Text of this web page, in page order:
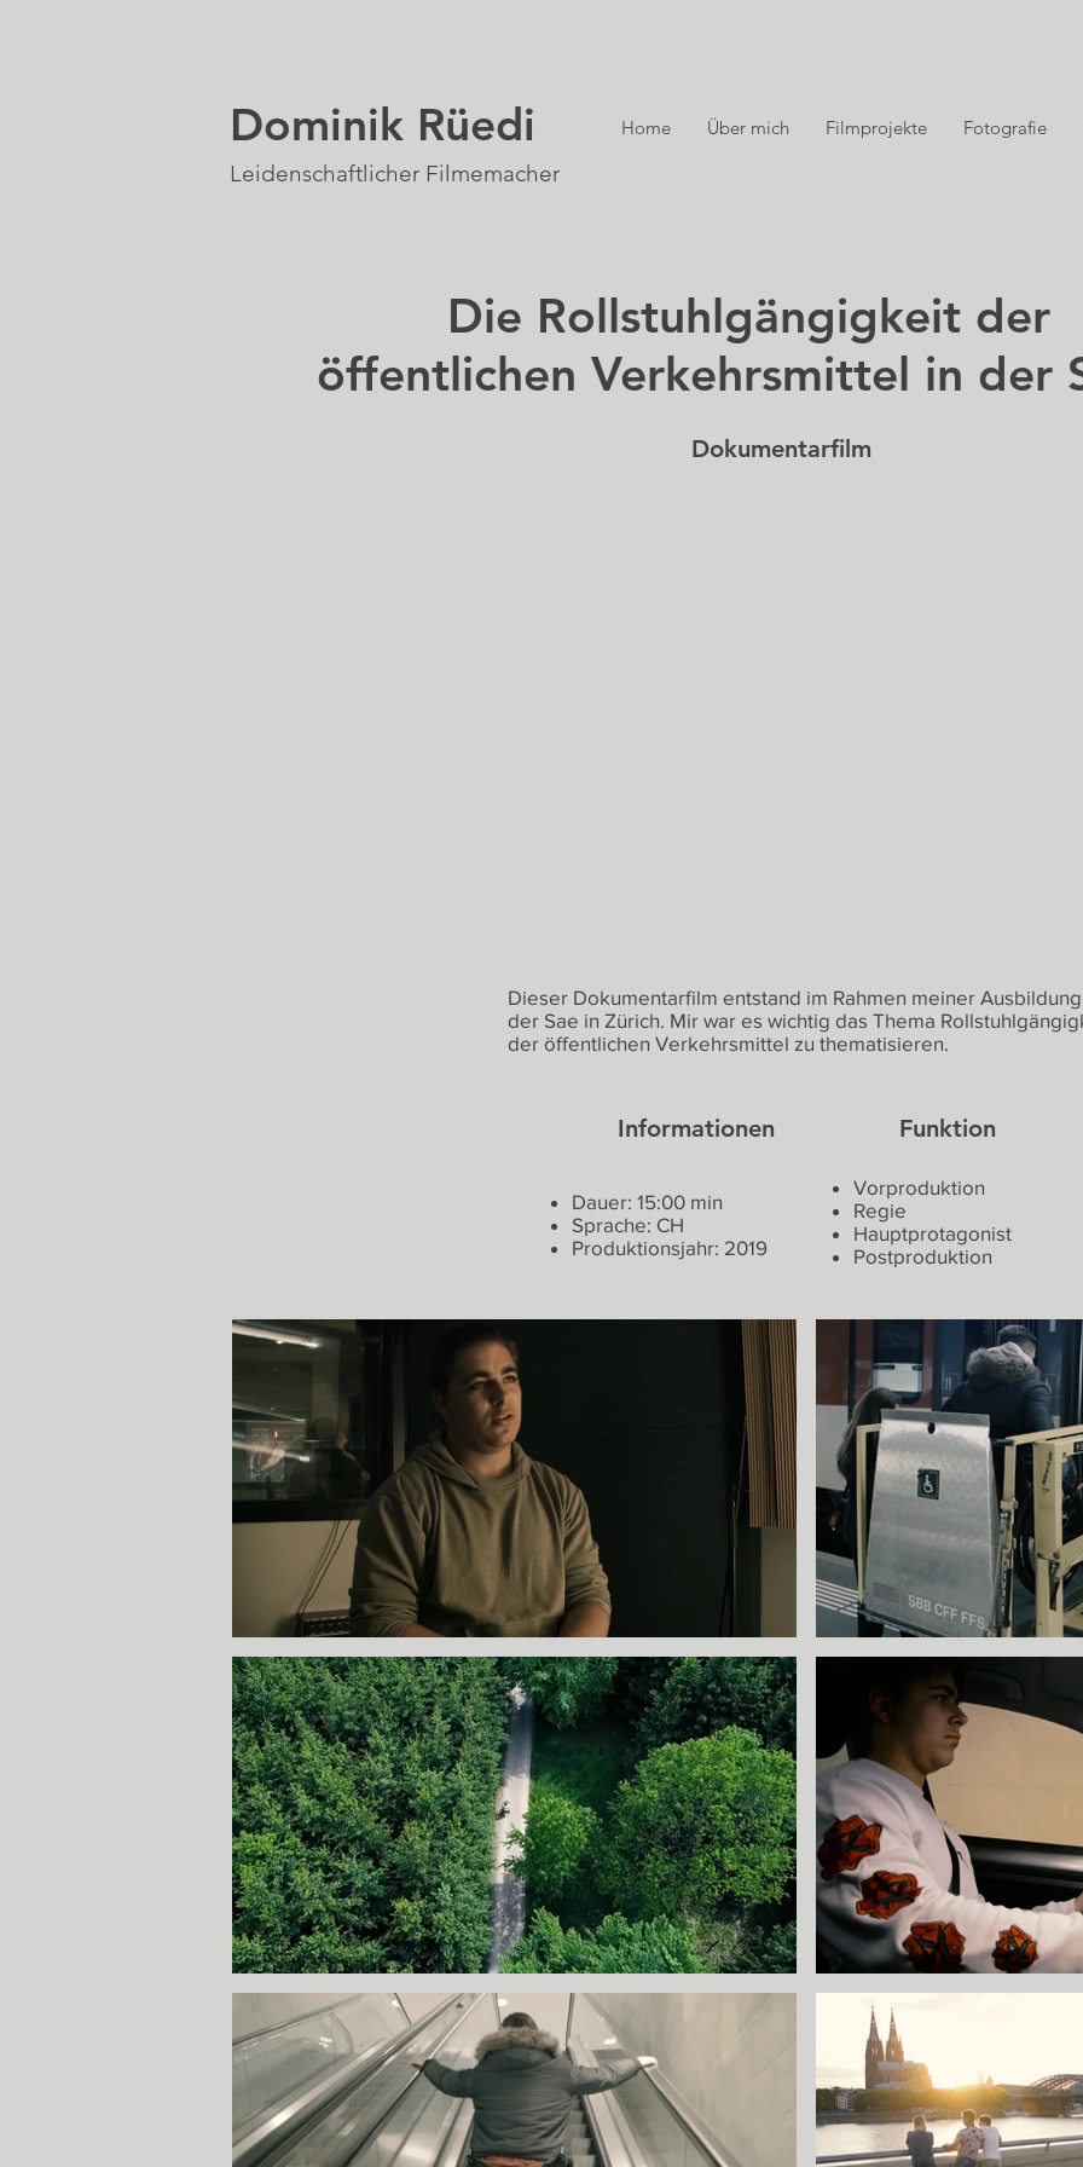
Dominik Rüedi Home Über mich Filmprojekte Fotografie
Leidenschaftlicher Filmemacher
Die Rollstuhlgängigkeit der
öffentlichen Verkehrsmittel in der
Dokumentarfilm
Dieser Dokumentarfilm entstand im Rahmen meiner
der Sae in Zürich. Mir war es wichtig das Thema
der öffentlichen Verkehrsmittel zu thematisieren.
Informationen
Dauer: 15:00 min
Sprache: CH
Produktionsjahr: 2019
Funktion
Vorproduktion
Regie
Hauptprotagonist
Postproduktion